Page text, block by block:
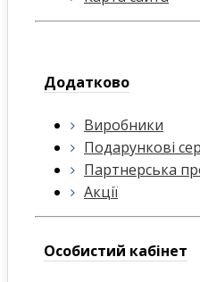
Додатково
Виробники
Подарункові
Партнерська
Акції
Особистий кабінет